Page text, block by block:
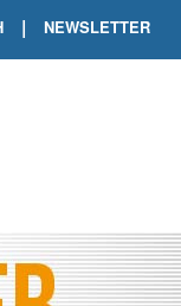
MERLETTE
TRIONFO DI
| NEWSLETTER